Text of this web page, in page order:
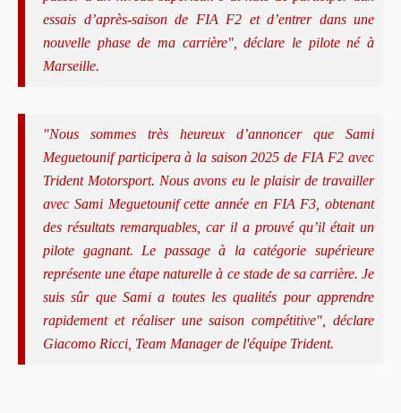
essais d’après-saison de FIA F2 et d’entrer dans une
nouvelle phase de ma carrière", déclare le pilote né à
Marseille.
"Nous sommes très heureux d’annoncer que Sami
Meguetounif participera à la saison 2025 de FIA F2 avec
Trident Motorsport. Nous avons eu le plaisir de travailler
avec Sami Meguetounif cette année en FIA F3, obtenant
des résultats remarquables, car il a prouvé qu’il était un
pilote gagnant. Le passage à la catégorie supérieure
représente une étape naturelle à ce stade de sa carrière. Je
suis sûr que Sami a toutes les qualités pour apprendre
rapidement et réaliser une saison compétitive", déclare
Giacomo Ricci, Team Manager de l'équipe Trident.